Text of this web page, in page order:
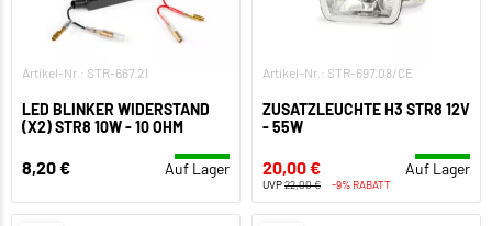
Artikel-Nr.: STR-667.21
LED BLINKER WIDERSTAND
(X2) STR8 10W - 10 OHM
8,20 € Auf Lager
Artikel-Nr.: STR-697.08/CE
ZUSATZLEUCHTE H3 STR8 12V
- 55W
20,00 € Auf Lager
UVP22,00 € -9% RABATT